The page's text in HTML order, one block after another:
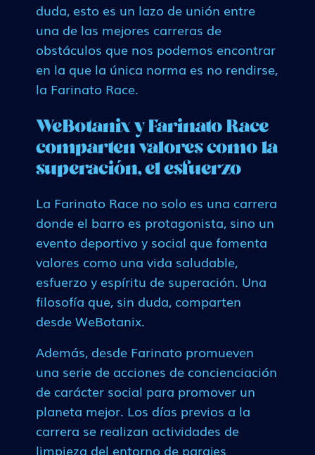
duda, esto es un lazo de unión entre
una de las mejores carreras de
obstáculos que nos podemos encontrar
en la que la única norma es no rendirse,
la Farinato Race.
WeBotanix y Farinato Race
comparten valores como la
superación, el esfuerzo
La Farinato Race no solo es una carrera
donde el barro es protagonista, sino un
evento deportivo y social que fomenta
valores como una vida saludable,
esfuerzo y espíritu de superación. Una
filosofía que, sin duda, comparten
desde WeBotanix.
Además, desde Farinato promueven
una serie de acciones de concienciación
de carácter social para promover un
planeta mejor. Los días previos a la
carrera se realizan actividades de
limpieza del entorno de parajes